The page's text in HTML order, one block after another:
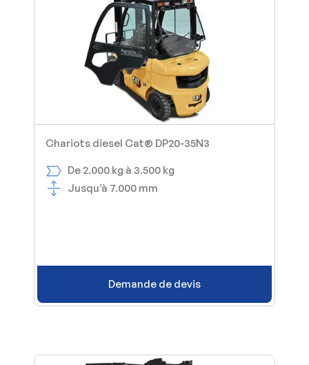
Chariots diesel Cat® DP20-35N3
De 2.000 kg à 3.500 kg
Jusqu’à 7.000 mm
Demande de devis